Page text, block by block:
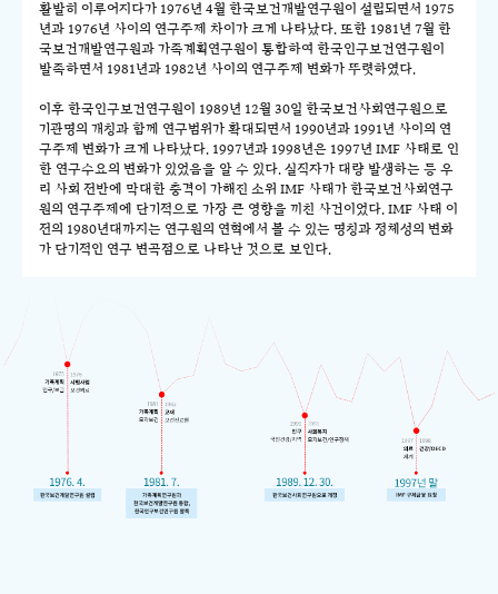
활발히 이루어지다가 1976년 4월 한국보건개발연구원이 설립되면서 1975
년과 1976년 사이의 연구주제 차이가 크게 나타났다. 또한 1981년 7월 한
국보건개발연구원과 가족계획연구원이 통합하여 한국인구보건연구원이
발족하면서 1981년과 1982년 사이의 연구주제 변화가 뚜렷하였다.
이후 한국인구보건연구원이 1989년 12월 30일 한국보건사회연구원으로
기관명의 개칭과 함께 연구범위가 확대되면서 1990년과 1991년 사이의 연
구주제 변화가 크게 나타났다. 1997년과 1998년은 1997년 IMF 사태로 인
한 연구수요의 변화가 있었음을 알 수 있다. 실직자가 대량 발생하는 등 우
리 사회 전반에 막대한 충격이 가해진 소위 IMF 사태가 한국보건사회연구
원의 연구주제에 단기적으로 가장 큰 영향을 끼친 사건이었다. IMF 사태 이
전의 1980년대까지는 연구원의 연혁에서 볼 수 있는 명칭과 정체성의 변화
가 단기적인 연구 변곡점으로 나타난 것으로 보인다.